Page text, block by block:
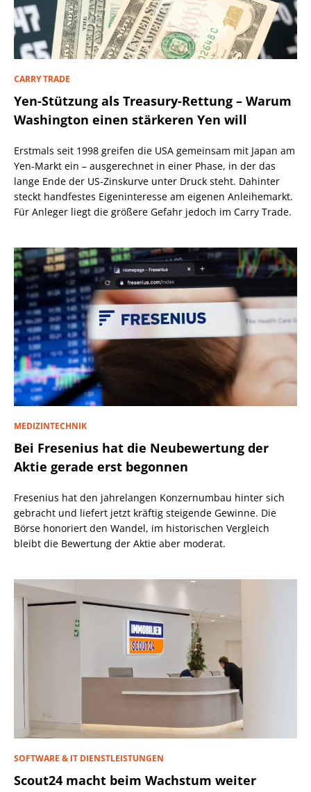
CARRY TRADE
Yen-Stützung als Treasury-Rettung – Warum
Washington einen stärkeren Yen will
Erstmals seit 1998 greifen die USA gemeinsam mit Japan am
Yen-Markt ein – ausgerechnet in einer Phase, in der das
lange Ende der US-Zinskurve unter Druck steht. Dahinter
steckt handfestes Eigeninteresse am eigenen Anleihemarkt.
Für Anleger liegt die größere Gefahr jedoch im Carry Trade.
MEDIZINTECHNIK
Bei Fresenius hat die Neubewertung der
Aktie gerade erst begonnen
Fresenius hat den jahrelangen Konzernumbau hinter sich
gebracht und liefert jetzt kräftig steigende Gewinne. Die
Börse honoriert den Wandel, im historischen Vergleich
bleibt die Bewertung der Aktie aber moderat.
SOFTWARE & IT DIENSTLEISTUNGEN
Scout24 macht beim Wachstum weiter